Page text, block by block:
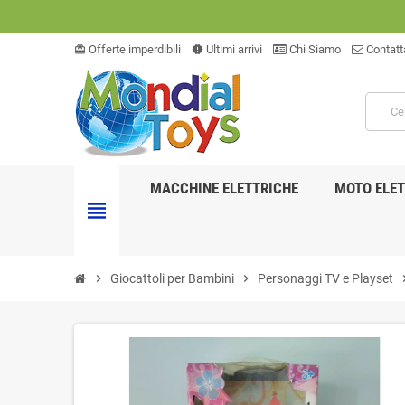
card_giftcard Offerte imperdibili new_releases Ultimi arrivi Chi Siamo
view_headline
MACCHINE ELETTRICHE MOTO
chevron_right Giocattoli per Bambini chevron_right Personaggi TV e Playset